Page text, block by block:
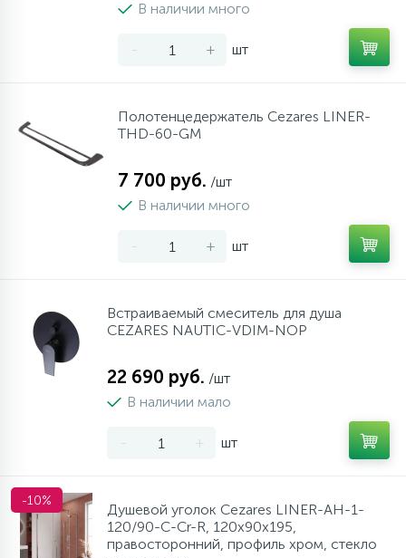
В наличии много
- + шт
Полотенцедержатель Cezares LINER-
THD-60-GM
7 700 руб. /шт
В наличии много
- + шт
Встраиваемый смеситель для душа
CEZARES NAUTIC-VDIM-NOP
22 690 руб. /шт
В наличии мало
- + шт
-10%
Душевой уголок Cezares LINER-AH-1-
120/90-C-Cr-R, 120х90х195,
правосторонний, профиль хром, стекло